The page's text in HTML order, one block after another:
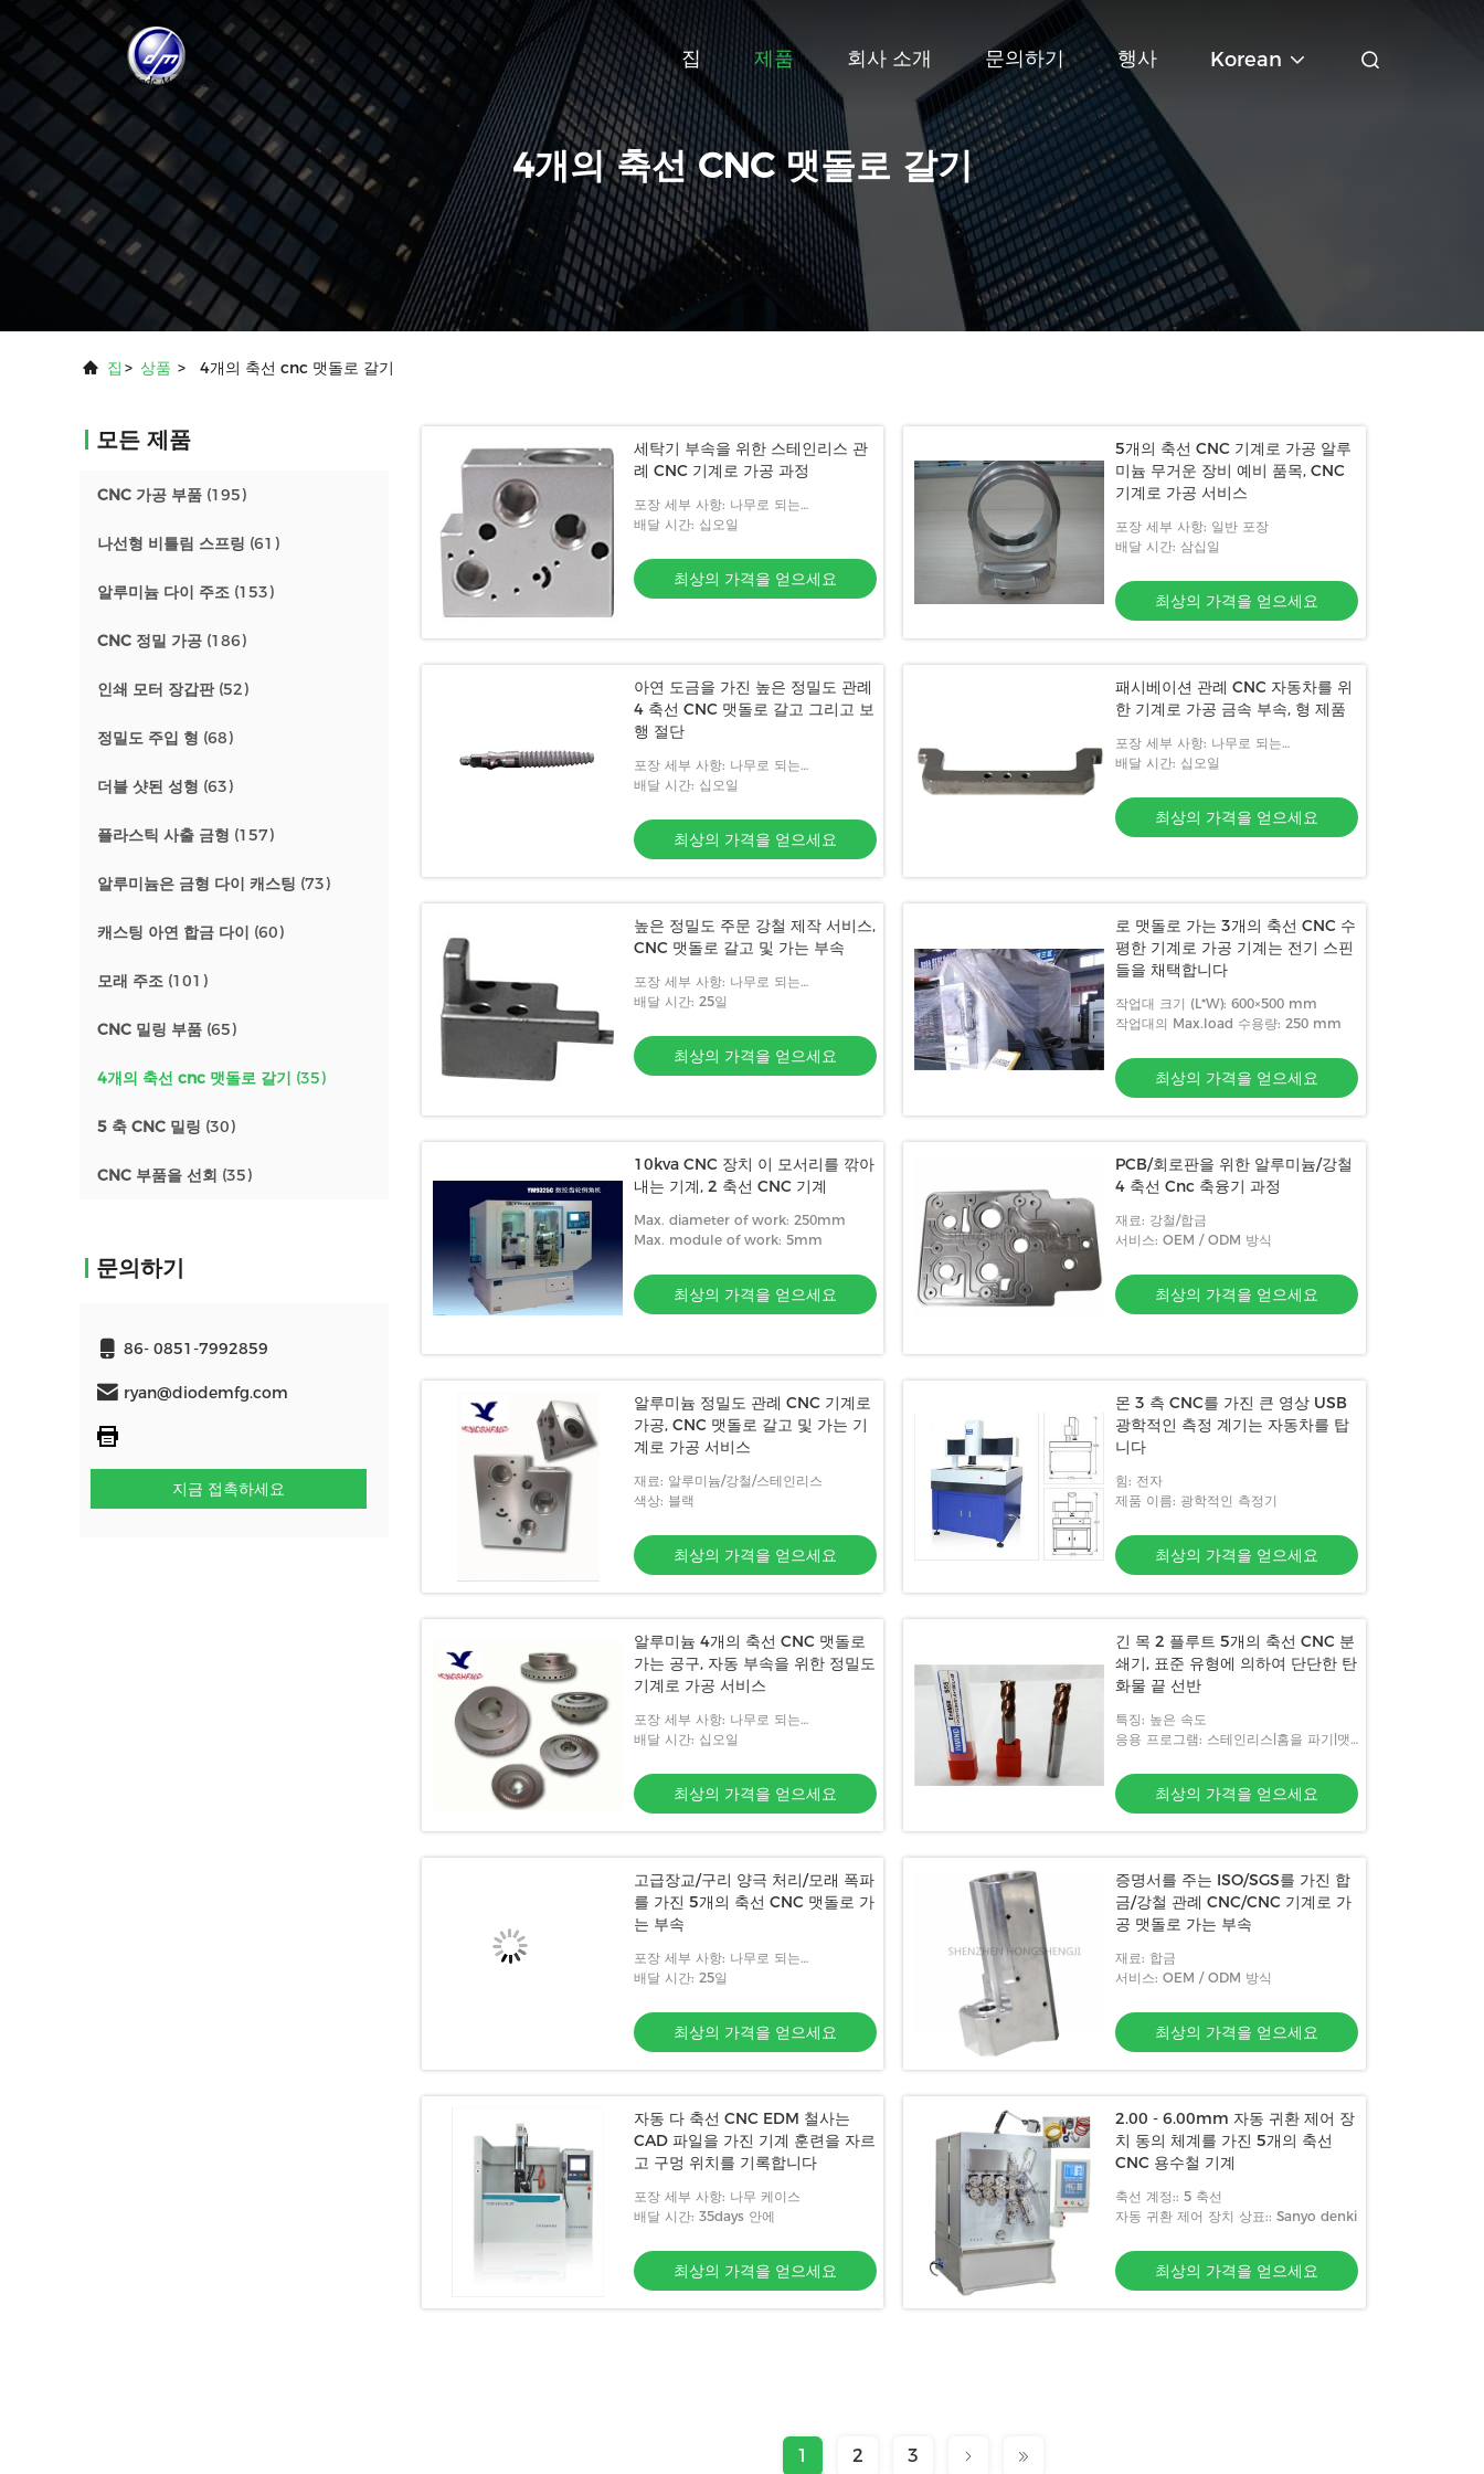
집 제품 회사 소개 문의하기 행사 Korean
4개의 축선 CNC 맷돌로 갈기
집 > 상품 > 4개의 축선 cnc 맷돌로 갈기
모든 제품
CNC 가공 부품 (195)
나선형 비틀림 스프링 (61)
알루미늄 다이 주조 (153)
CNC 정밀 가공 (186)
인쇄 모터 장갑판(52)
정밀도 주입 형 (68)
더블 샷된 성형 (63)
플라스틱 사출 금형 (157)
알루미늄은 금형 다이 캐스팅 (73)
캐스팅 아연 합금 다이 (60)
모래 주조 (101)
CNC 밀링 부품 (65)
4개의 축선 cnc 맷돌로 갈기 (35)
5 축 CNC 밀링 (30)
CNC 부품을 선회 (35)
문의하기
86- 0851-7992859
ryan@diodemfg.com
지금 접촉하세요
세탁기 부속을 위한 스테인리스 관
례 CNC 기계로 가공 과정
포장 세부 사항: 나무로 되는
box&plastic 필름
배달 시간: 십오일
최상의 가격을 얻으세요
5개의 축선 CNC 기계로 가공 알루
미늄 무거운 장비 예비 품목, CNC
기계로 가공 서비스
포장 세부 사항: 일반 포장
배달 시간: 삼십일
최상의 가격을 얻으세요
아연 도금을 가진 높은 정밀도 관례
4 축선 CNC 맷돌로 갈고 그리고 보
행 절단
포장 세부 사항: 나무로 되는
box&plastic 필름
배달 시간: 십오일
최상의 가격을 얻으세요
패시베이션 관례 CNC 자동차를 위
한 기계로 가공 금속 부속, 형 제품
포장 세부 사항: 나무로 되는
box&plastic 필름
배달 시간: 십오일
최상의 가격을 얻으세요
높은 정밀도 주문 강철 제작 서비스,
CNC 맷돌로 갈고 및 가는 부속
포장 세부 사항: 나무로 되는
box&plastic 필름
배달 시간: 25일
최상의 가격을 얻으세요
로 맷돌로 가는 3개의 축선 CNC 수
평한 기계로 가공 기계는 전기 스핀
들을 채택합니다
작업대 크기 (L*W): 600×500 mm
작업대의 Max.load 수용량: 250 mm
최상의 가격을 얻으세요
10kva CNC 장치 이 모서리를 깎아
내는 기계, 2 축선 CNC 기계
Max. diameter of work: 250mm
Max. module of work: 5mm
최상의 가격을 얻으세요
PCB/회로판을 위한 알루미늄/강철
4 축선 Cnc 축융기 과정
재료: 강철/합금
서비스: OEM / ODM 방식
최상의 가격을 얻으세요
알루미늄 정밀도 관례 CNC 기계로
가공, CNC 맷돌로 갈고 및 가는 기
계로 가공 서비스
재료: 알루미늄/강철/스테인리스
색상: 블랙
최상의 가격을 얻으세요
몬 3 측 CNC를 가진 큰 영상 USB
광학적인 측정 계기는 자동차를 탑
니다
힘: 전자
제품 이름: 광학적인 측정기
최상의 가격을 얻으세요
알루미늄 4개의 축선 CNC 맷돌로
가는 공구, 자동 부속을 위한 정밀도
기계로 가공 서비스
포장 세부 사항: 나무로 되는
box&plastic 필름
배달 시간: 십오일
최상의 가격을 얻으세요
긴 목 2 플루트 5개의 축선 CNC 분
쇄기, 표준 유형에 의하여 단단한 탄
화물 끝 선반
특징: 높은 속도
응용 프로그램: 스테인리스|홈을 파기|맷
최상의 가격을 얻으세요
고급장교/구리 양극 처리/모래 폭파
를 가진 5개의 축선 CNC 맷돌로 가
는 부속
포장 세부 사항: 나무로 되는
box&plastic 필름
배달 시간: 25일
최상의 가격을 얻으세요
증명서를 주는 ISO/SGS를 가진 합
금/강철 관례 CNC/CNC 기계로 가
공 맷돌로 가는 부속
재료: 합금
서비스: OEM / ODM 방식
최상의 가격을 얻으세요
자동 다 축선 CNC EDM 철사는
CAD 파일을 가진 기계 훈련을 자르
고 구멍 위치를 기록합니다
포장 세부 사항: 나무 케이스
배달 시간: 35days 안에
최상의 가격을 얻으세요
2.00 - 6.00mm 자동 귀환 제어 장
치 동의 체계를 가진 5개의 축선
CNC 용수철 기계
축선 계정:: 5 축선
자동 귀환 제어 장치 상표:: Sanyo denki
최상의 가격을 얻으세요
1 2 3